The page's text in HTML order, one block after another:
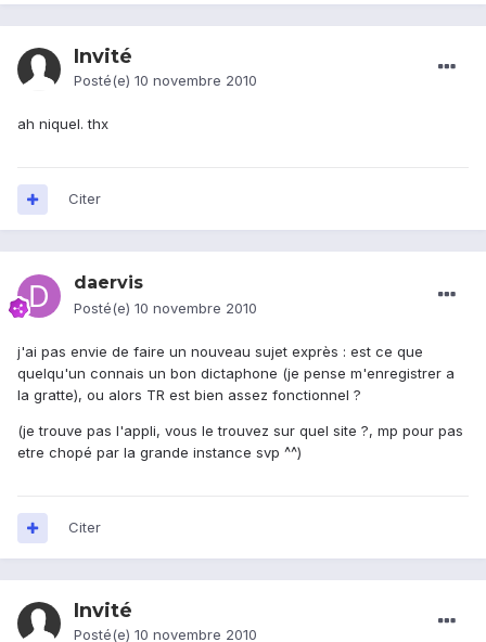
Invité
Posté(e) 10 novembre 2010
ah niquel. thx
Citer
daervis
Posté(e) 10 novembre 2010
j'ai pas envie de faire un nouveau sujet exprès : est ce que
quelqu'un connais un bon dictaphone (je pense m'enregistrer a
la gratte), ou alors TR est bien assez fonctionnel ?
(je trouve pas l'appli, vous le trouvez sur quel site ?, mp pour pas
etre chopé par la grande instance svp ^^)
Citer
Invité
Posté(e) 10 novembre 2010